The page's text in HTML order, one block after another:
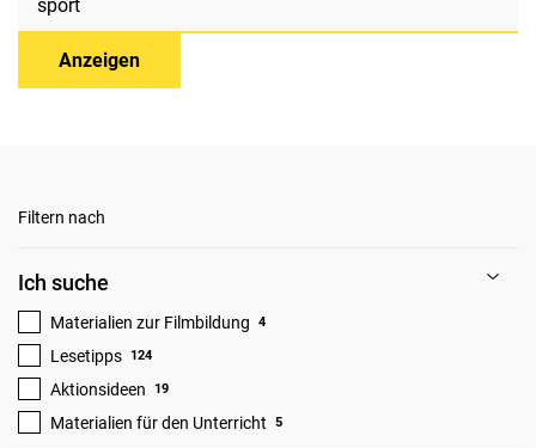
Anzeigen
Filtern nach
Ich suche
Lesetipps 124
Aktionsideen 19
Materialien für den Unterricht 5
Materialien zur Filmbildung 4